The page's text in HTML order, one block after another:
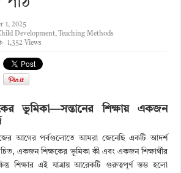
1, 2025
Development, Teaching Methods
1,352 Views
ভূমিকা—সন্তানের শিক্ষায় একজন
আগের পর্বগুলোতে আমরা জেনেছি একটি আদর্শ
একজন শিক্ষকের ভূমিকা কী এবং একজন শিক্ষার্থীর
শিক্ষার এই যাত্রায় আরেকটি গুরুত্বপূর্ণ স্তম্ভ হলো